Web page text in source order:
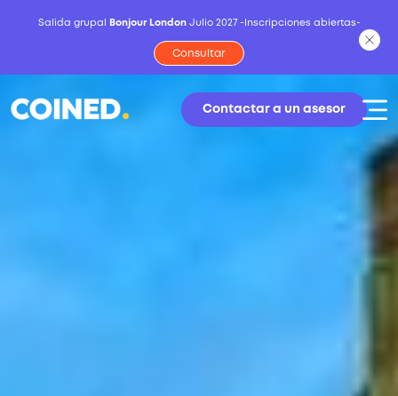
Salida grupal Bonjour London Julio 2027 -Inscripciones abiertas-
Consultar
Contactar a un asesor